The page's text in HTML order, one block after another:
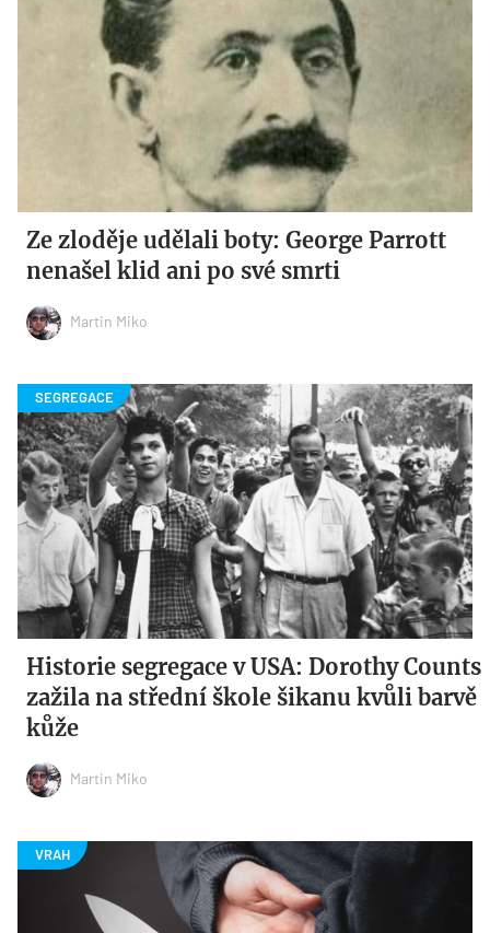
Ze zloděje udělali boty: George Parrott
nenašel klid ani po své smrti
Martin Miko
Historie segregace v USA: Dorothy Counts
zažila na střední škole šikanu kvůli barvě
kůže
Martin Miko